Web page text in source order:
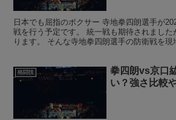
日本でも屈指のボクサー 寺地拳四朗選手が
戦を行う予定です。 統一戦も期待されました
ります。 そんな寺地拳四朗選手の防衛戦を
格闘技
拳四朗vs京口
い？強さ比較